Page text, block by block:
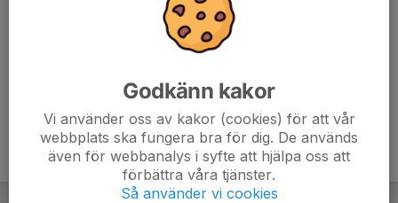
Godkänn kakor
Vi använder oss av kakor (cookies) för att vår
webbplats ska fungera bra för dig. De används
även för webbanalys i syfte att hjälpa oss att
förbättra våra tjänster.
Så använder vi cookies